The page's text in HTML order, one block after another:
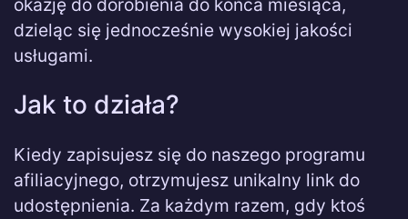
okazję do dorobienia do końca miesiąca,
dzieląc się jednocześnie wysokiej jakości
usługami.
Jak to działa?
Kiedy zapisujesz się do naszego programu
afiliacyjnego, otrzymujesz unikalny link do
udostępnienia. Za każdym razem, gdy ktoś